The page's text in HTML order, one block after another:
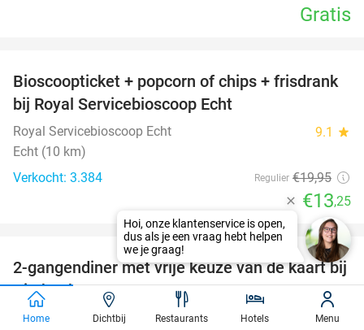
Gratis
34%
Bioscoopticket + popcorn of chips + frisdrank
bij Royal Servicebioscoop Echt
Royal Servicebioscoop Echt 9.1 star
Echt (10 km)
Verkocht: 3.384
Regulier €19,95
€13,25
23%
favorite_border
2-gangendiner met vrije keuze van de kaart bij
KitchenbyPJ
KitchenbyPJ 9.0star
Home Dichtbij Restaurants Hotels Menu